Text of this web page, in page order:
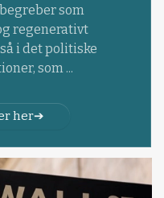
som
regenerativt
i det politiske
som ...
her